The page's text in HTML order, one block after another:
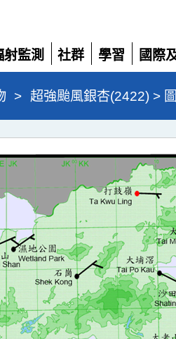
射監測
社群
展
開
學習
展
開
國際
展
開
> 超強颱風銀杏(2422) >